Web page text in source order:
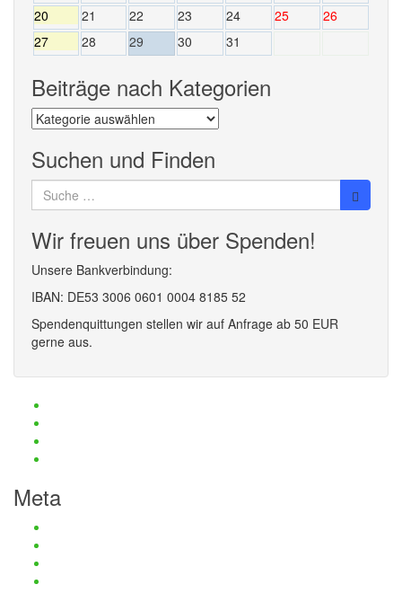
20
21 22 23 24 25
26
27
28 29 30 31
Beiträge nach Kategorien
Beiträge
nach
Kategorien
Suchen und Finden
Suche
nach:
Wir freuen uns über Spenden!
Unsere Bankverbindung:
IBAN: DE53 3006 0601 0004 8185 52
Spendenquittungen stellen wir auf Anfrage ab 50 EUR
gerne aus.
Meta